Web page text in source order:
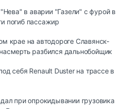
в аварии "Газели" с фурой в
погиб пассажир
крае на автодороге Славянск-
разбился дальнобойщик
себя Renault Duster на трассе в
при опрокидывании грузовика